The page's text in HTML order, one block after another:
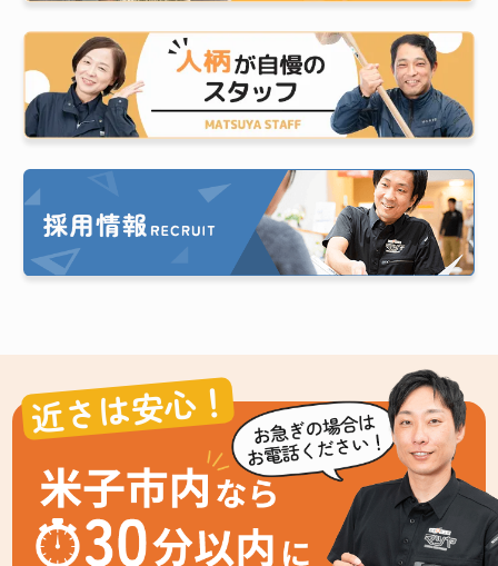
近さは安心！